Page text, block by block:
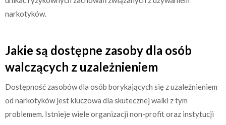
narkotyków.
Jakie są dostępne zasoby dla osób
walczących z uzależnieniem
Dostępność zasobów dla osób borykających się z uzależnieniem
od narkotyków jest kluczowa dla skutecznej walki z tym
problemem. Istnieje wiele organizacji non-profit oraz instytucji